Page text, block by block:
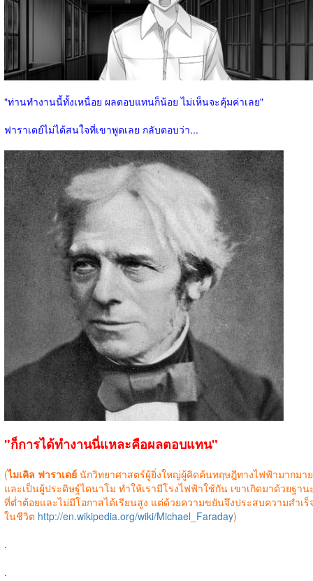
"ท่านทำงานนี้ทั้งเหนื่อย ผลตอบแทนก็น้อย ไม่เห็นจะคุ้มค่าเลย"
ฟาราเดย์ไม่ได้สนใจที่เขาพูดเลย กลับตอบว่า...
"ก็การได้ทำงานนี่แหละคือผลตอบแทน"
(ไมเคิล ฟาราเดย์ นักวิทยาศาสตร์ผู้ยิ่งใหญ่ผู้คิดค้นทฤษฎีทางไฟฟ้ามากมาย
และเป็นผู้ประดิษฐ์ไดนาโม ทำให้เรามีโรงไฟฟ้าใช้กัน เขาเกิดมาด้วยฐาน
ที่ต่ำต้อยและไม่มีโอกาสได้เรียนสูง แต่ด้วยความขยันจึงประสบความสำเร็
ในชีวิต http://en.wikipedia.org/wiki/Michael_Faraday)
.
.